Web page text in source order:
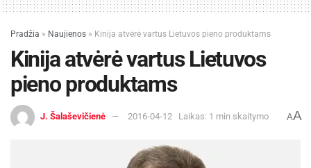
nuostolius.
Vaidas Šalaševičius
Pradžia » Naujienos » Kinija atvėrė vartus Lietuvos pieno produktams
Kinija atvėrė vartus Lietuvos
pieno produktams
J. Šalaševičienė 2016-04-12 Laikas: 1 min skaitymo AA